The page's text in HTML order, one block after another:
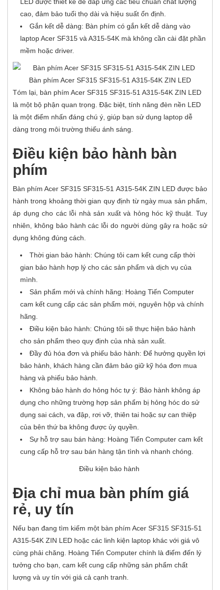
cao, đảm bảo tuổi thọ dài và hiệu suất ổn định.
Gắn kết dễ dàng: Bàn phím có gắn kết dễ dàng vào
laptop Acer SF315 và A315-54K mà không cần cài đặt phần
mềm hoặc driver.
Bàn phím Acer SF315 SF315-51 A315-54K ZIN LED
Tóm lại, bàn phím Acer SF315 SF315-51 A315-54K ZIN LED
là một bộ phận quan trọng. Đặc biệt, tính năng đèn nền LED
là một điểm nhấn đáng chú ý, giúp bạn sử dụng laptop dễ
dàng trong môi trường thiếu ánh sáng.
Điều kiện bảo hành bàn
phím
Bàn phím Acer SF315 SF315-51 A315-54K ZIN LED được bảo
hành trong khoảng thời gian quy định từ ngày mua sản phẩm,
áp dụng cho các lỗi nhà sản xuất và hỏng hóc kỹ thuật. Tuy
nhiên, không bảo hành các lỗi do người dùng gây ra hoặc sử
dụng không đúng cách.
Thời gian bảo hành: Chúng tôi cam kết cung cấp thời
gian bảo hành hợp lý cho các sản phẩm và dịch vụ của
mình.
Sản phẩm mới và chính hãng: Hoàng Tiến Computer
cam kết cung cấp các sản phẩm mới, nguyên hộp và chính
hãng.
Điều kiện bảo hành: Chúng tôi sẽ thực hiện bảo hành
cho sản phẩm theo quy định của nhà sản xuất.
Đầy đủ hóa đơn và phiếu bảo hành: Để hưởng quyền lợi
bảo hành, khách hàng cần đảm bảo giữ kỹ hóa đơn mua
hàng và phiếu bảo hành.
Không bảo hành do hỏng hóc tự ý: Bảo hành không áp
dụng cho những trường hợp sản phẩm bị hỏng hóc do sử
dụng sai cách, va đập, rơi vỡ, thiên tai hoặc sự can thiệp
của bên thứ ba không được ủy quyền.
Sự hỗ trợ sau bán hàng: Hoàng Tiến Computer cam kết
cung cấp hỗ trợ sau bán hàng tận tình và nhanh chóng.
Điều kiện bảo hành
Địa chỉ mua bàn phím giá
rẻ, uy tín
Nếu bạn đang tìm kiếm một bàn phím Acer SF315 SF315-51
A315-54K ZIN LED hoặc các linh kiện laptop khác với giá vô
cùng phải chăng. Hoàng Tiến Computer chính là điểm đến lý
tưởng cho bạn, cam kết cung cấp những sản phẩm chất
lượng và uy tín với giá cả cạnh tranh.